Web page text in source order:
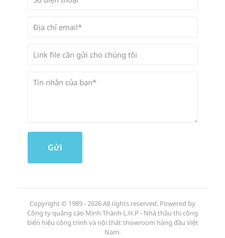
Copyright © 1989 - 2026 All rights reserved. Powered by
Công ty quảng cáo Minh Thành L.H.P - Nhà thầu thi công
biển hiệu công trình và nội thất showroom hàng đầu Việt
Nam.